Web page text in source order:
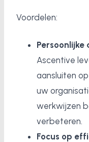
Voordelen:
Ascentive
aansluiten
uw
werkwijzen
verbeteren.
Focus op